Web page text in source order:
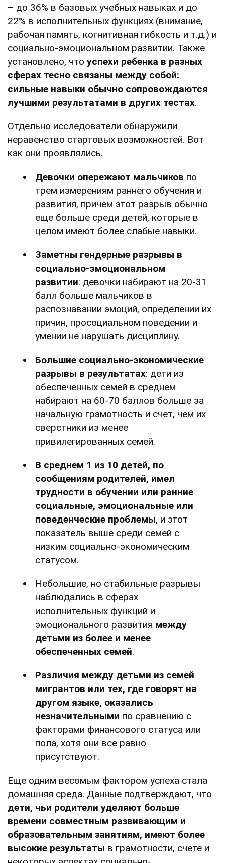
– до 36% в базовых учебных навыках и до
22% в исполнительных функциях (внимание,
рабочая память, когнитивная гибкость и т.д.) и
социально-эмоциональном развитии. Также
установлено, что успехи ребенка в разных
сферах тесно связаны между собой:
сильные навыки обычно сопровождаются
лучшими результатами в других тестах.
Отдельно исследователи обнаружили
неравенство стартовых возможностей. Вот
как они проявлялись.
Девочки опережают мальчиков по
трем измерениям раннего обучения и
развития, причем этот разрыв обычно
еще больше среди детей, которые в
целом имеют более слабые навыки.
Заметны гендерные разрывы в
социально-эмоциональном
развитии: девочки набирают на 20-31
балл больше мальчиков в
распознавании эмоций, определении их
причин, просоциальном поведении и
умении не нарушать дисциплину.
Большие социально-экономические
разрывы в результатах: дети из
обеспеченных семей в среднем
набирают на 60-70 баллов больше за
начальную грамотность и счет, чем их
сверстники из менее
привилегированных семей.
В среднем 1 из 10 детей, по
сообщениям родителей, имел
трудности в обучении или ранние
социальные, эмоциональные или
поведенческие проблемы, и этот
показатель выше среди семей с
низким социально-экономическим
статусом.
Небольшие, но стабильные разрывы
наблюдались в сферах
исполнительных функций и
эмоционального развития между
детьми из более и менее
обеспеченных семей.
Различия между детьми из семей
мигрантов или тех, где говорят на
другом языке, оказались
незначительными по сравнению с
факторами финансового статуса или
пола, хотя они все равно
присутствуют.
Еще одним весомым фактором успеха стала
домашняя среда. Данные подтверждают, что
дети, чьи родители уделяют больше
времени совместным развивающим и
образовательным занятиям, имеют более
высокие результаты в грамотности, счете и